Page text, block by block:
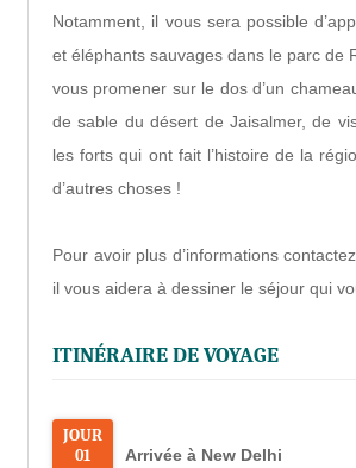
Notamment, il vous sera possible
et éléphants sauvages dans le parc de
vous promener sur le dos d’un
de sable du désert de Jaisalmer, de
les forts qui ont fait l’histoire de la
d’autres choses !
Pour avoir plus d’informations
il vous aidera à dessiner le séjour qui
ITINÉRAIRE DE VOYAGE
JOUR
01
Arrivée à New Delhi